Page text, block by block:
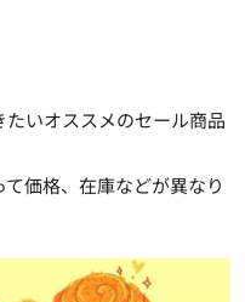
いオススメのセール商品
価格、在庫などが異なり